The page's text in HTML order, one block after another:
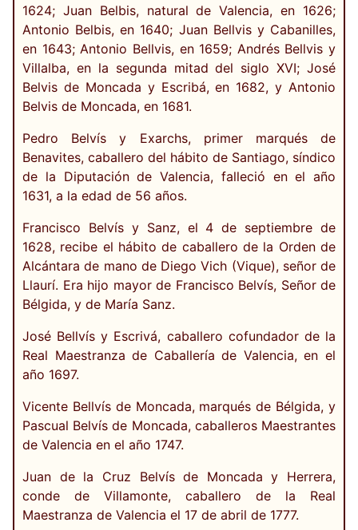
1624; Juan Belbis, natural de Valencia, en 1626;
Antonio Belbis, en 1640; Juan Bellvis y Cabanilles,
en 1643; Antonio Bellvis, en 1659; Andrés Bellvis y
Villalba, en la segunda mitad del siglo XVI; José
Belvis de Moncada y Escribá, en 1682, y Antonio
Belvis de Moncada, en 1681.
Pedro Belvís y Exarchs, primer marqués de
Benavites, caballero del hábito de Santiago, síndico
de la Diputación de Valencia, falleció en el año
1631, a la edad de 56 años.
Francisco Belvís y Sanz, el 4 de septiembre de
1628, recibe el hábito de caballero de la Orden de
Alcántara de mano de Diego Vich (Vique), señor de
Llaurí. Era hijo mayor de Francisco Belvís, Señor de
Bélgida, y de María Sanz.
José Bellvís y Escrivá, caballero cofundador de la
Real Maestranza de Caballería de Valencia, en el
año 1697.
Vicente Bellvís de Moncada, marqués de Bélgida, y
Pascual Belvís de Moncada, caballeros Maestrantes
de Valencia en el año 1747.
Juan de la Cruz Belvís de Moncada y Herrera,
conde de Villamonte, caballero de la Real
Maestranza de Valencia el 17 de abril de 1777.